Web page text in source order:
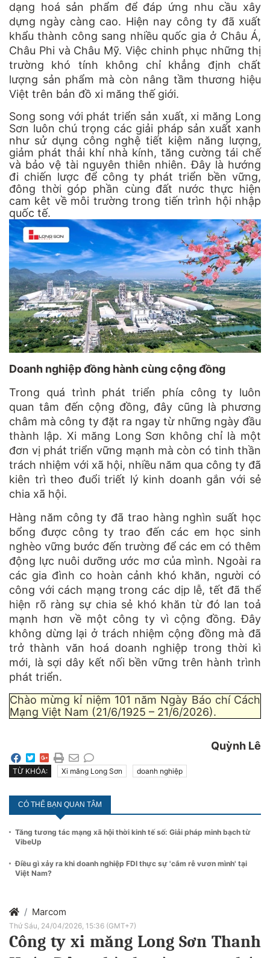
dạng hoá sản phẩm để đáp ứng nhu cầu xây
dựng ngày càng cao. Hiện nay công ty đã xuất
khẩu thành công sang nhiều quốc gia ở Châu Á,
Châu Phi và Châu Mỹ. Việc chinh phục những thị
trường khó tính không chỉ khẳng định chất
lượng sản phẩm mà còn nâng tầm thương hiệu
Việt trên bản đồ xi măng thế giới.
Song song với phát triển sản xuất, xi măng Long
Sơn luôn chú trọng các giải pháp sản xuất xanh
như sử dụng công nghệ tiết kiệm năng lượng,
giảm phát thải khí nhà kính, tăng cường tái chế
và bảo vệ tài nguyên thiên nhiên. Đây là hướng
đi chiến lược để công ty phát triển bền vững,
đông thời góp phần cùng đất nước thực hiện
cam kêt về môi trường trong tiến trình hội nhập
quốc tế.
Doanh nghiệp đồng hành cùng cộng đồng
Trong quá trình phát triển phía công ty luôn
quan tâm đến cộng đồng, đây cũng là phương
châm mà công ty đặt ra ngay từ những ngày đầu
thành lập. Xi măng Long Sơn không chỉ là một
đơn vị phát triển vững mạnh mà còn có tinh thần
trách nhiệm với xã hội, nhiều năm qua công ty đã
kiên trì theo đuổi triết lý kinh doanh gắn với sẻ
chia xã hội.
Hàng năm công ty đã trao hàng nghìn suất học
bổng được công ty trao đến các em học sinh
nghèo vững bước đến trường để các em có thêm
động lực nuôi dưỡng ước mơ của mình. Ngoài ra
các gia đình co hoàn cảnh khó khăn, người có
công với cách mạng trong các dịp lễ, tết đã thể
hiện rõ ràng sự chia sẻ khó khăn từ đó lan toả
mạnh hơn về một công ty vì cộng đồng. Đây
không dừng lại ở trách nhiệm cộng đồng mà đã
trở thành văn hoá doanh nghiệp trong thời kì
mới, là sợi dây kết nối bền vững trên hành trình
phát triển.
Chào mừng kỉ niệm 101 năm Ngày Báo chí Cách
Mạng Việt Nam (21/6/1925 – 21/6/2026).
Quỳnh Lê
TỪ KHÓA: Xi măng Long Sơn doanh nghiệp
CÓ THỂ BẠN QUAN TÂM
Tăng tương tác mạng xã hội thời kinh tế số: Giải pháp minh bạch từ
VibeUp
Điều gì xảy ra khi doanh nghiệp FDI thực sự 'cắm rễ vươn mình' tại
Việt Nam?
Marcom
Thứ Sáu, 24/04/2026, 15:36 (GMT+7)
Công ty xi măng Long Sơn Thanh